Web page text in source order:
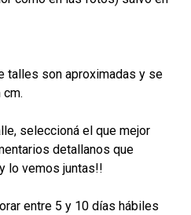
talles son aproximadas y se
seleccioná el que mejor
detallanos que
lo vemos juntas!!
entre 5 y 10 días hábiles